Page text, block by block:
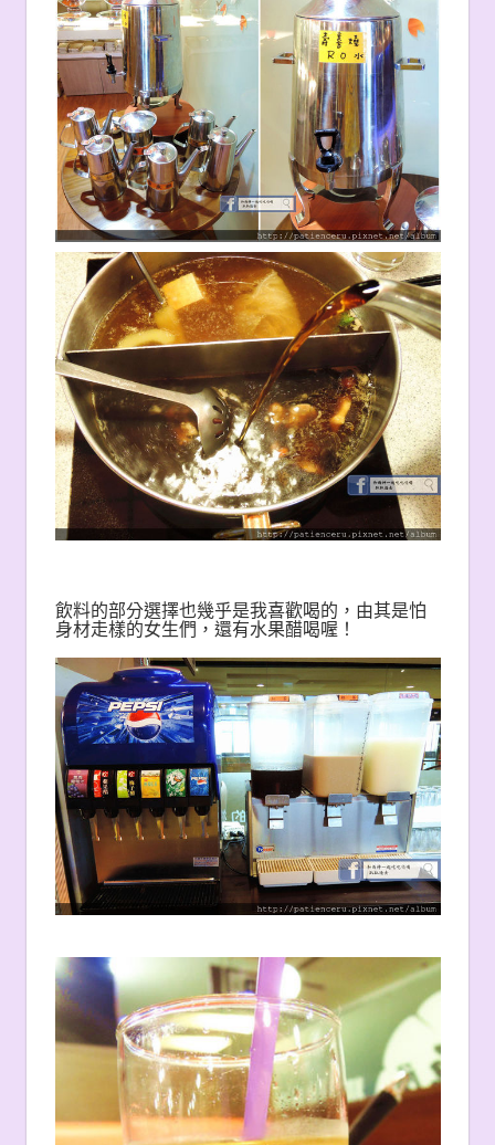
火鍋湯也是自助的，湯頭是使用RO水煮的。
飲料的部分選擇也幾乎是我喜歡喝的，由其是怕
身材走樣的女生們，還有水果醋喝喔！